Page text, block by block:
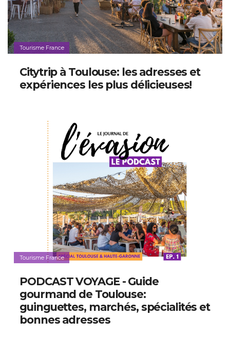
Tourisme France
Citytrip à Toulouse: les adresses et
expériences les plus délicieuses!
Tourisme France
PODCAST VOYAGE - Guide
gourmand de Toulouse:
guinguettes, marchés, spécialités et
bonnes adresses